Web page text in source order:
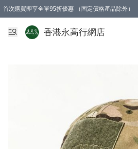
首次購買即享全單95折優惠 （固定價格產品除外）
澳門地區購物滿$800免運費
香港地區購物滿$600免運費
購買滿HK$1000即可免費獲得一個GEARLEX
香港永高行網店